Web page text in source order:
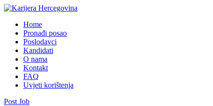
Home
Pronađi posao
Poslodavci
Kandidati
O nama
Kontakt
FAQ
Uvjeti korištenja
Post Job